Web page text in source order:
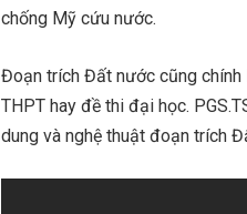
chống Mỹ cứu nước.
Đoạn trích Đất nước cũng chính
THPT hay đề thi đại học.
dung và nghệ thuật đoạn trích